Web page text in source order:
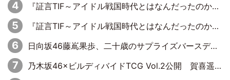
『証言TIF～アイドル戦国時代とはなんだったのか～』第8回：Negicco・Nao☆×Megu×Kaede「東京からオファーが来たのと、梨の皮剥きとどっちが大事なんだって」
『証言TIF～アイドル戦国時代とはなんだったのか～』第10回：さくら学院・武藤彩未×飯田らうら「正直、中3で辞めるというのを信じてなくて。そう言われてはいたけど、嘘でしょって」
日向坂46藤嶌果歩、二十歳のサプライズバースデーに大喜び「頼られる先輩になれるように努力していきたい」
乃木坂46×ビルディバイドTCG Vol.2公開 賀喜遥香＆田村真佑が『京まふ』ステージに登壇